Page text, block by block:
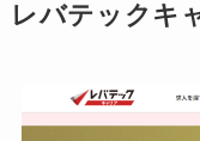
レバテックキ